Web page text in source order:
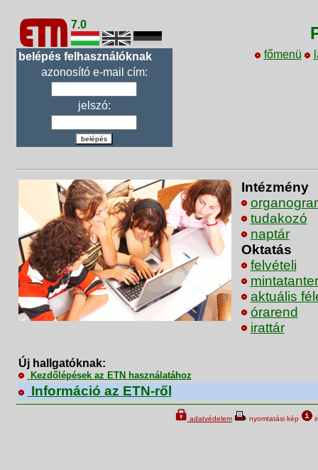
7.0
belépés felhasználóknak
azonosító e-mail cím:
jelszó:
belépés
főmenü
Intézmény
tudakozó
naptár
Oktatás
felvételi
aktuális
órarend
irattár
Új hallgatóknak:
Kezdőlépések az ETN használatához
Információ az ETN-ről
adatvédelem nyomtatási kép